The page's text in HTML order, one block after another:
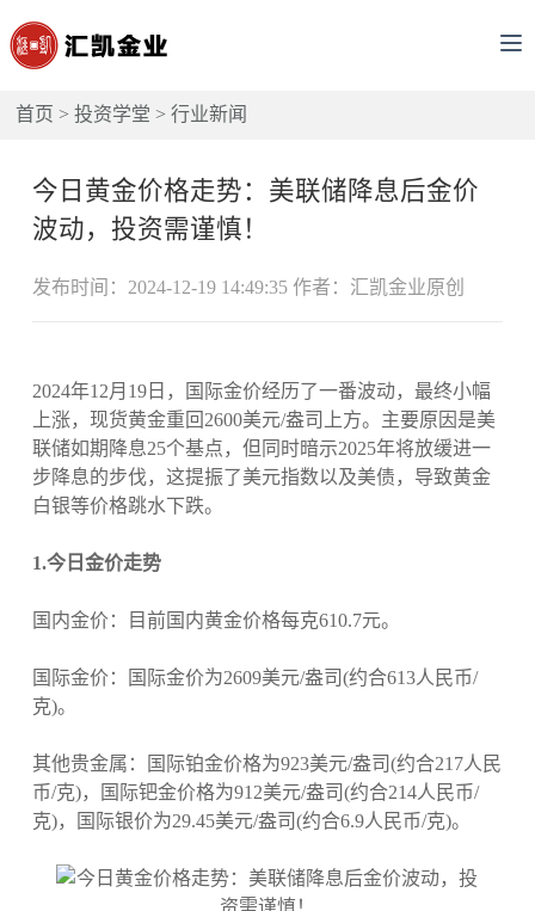
首页 >投资学堂 >行业新闻
今日黄金价格走势：美联储降息后金价
波动，投资需谨慎！
发布时间：2024-12-19 14:49:35 作者：汇凯金业原创
2024年12月19日，国际金价经历了一番波动，最终小幅
上涨，现货黄金重回2600美元/盎司上方。主要原因是美
联储如期降息25个基点，但同时暗示2025年将放缓进一
步降息的步伐，这提振了美元指数以及美债，导致黄金
白银等价格跳水下跌。
1.今日金价走势
国内金价：目前国内黄金价格每克610.7元。
国际金价：国际金价为2609美元/盎司(约合613人民币/
克)。
其他贵金属：国际铂金价格为923美元/盎司(约合217人民
币/克)，国际钯金价格为912美元/盎司(约合214人民币/
克)，国际银价为29.45美元/盎司(约合6.9人民币/克)。